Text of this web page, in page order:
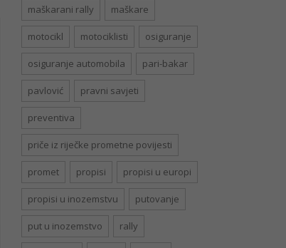
maškarani rally maškare
motocikl motociklisti osiguranje
osiguranje automobila pari-bakar
pavlović pravni savjeti
preventiva
priče iz riječke prometne povijesti
promet propisi propisi u europi
propisi u inozemstvu putovanje
put u inozemstvo rally